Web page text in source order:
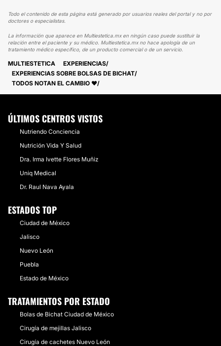
Todo el contenido de esta página está generado por usuarios reales del portal y no por
doctores o especialistas.
La información que aparece en Multiestetica.mx en ningún caso puede sustituir la
relación entre el paciente y su médico. Multiestetica.mx no hace apología de un
tratamiento médico específico, de un producto comercial o de un servicio.
MULTIESTETICA
EXPERIENCIAS
EXPERIENCIAS SOBRE BOLSAS DE BICHAT
TODOS NOTAN EL CAMBIO ❤️
ÚLTIMOS CENTROS VISTOS
Nutriendo Conciencia
Nutrición Vida Y Salud
Dra. Irma Ivette Flores Muñiz
Uniq Medical
Dr. Raul Nava Ayala
ESTADOS TOP
Ciudad de México
Jalisco
Nuevo León
Puebla
Estado de México
TRATAMIENTOS POR ESTADO
Bolas de Bichat Ciudad de México
Cirugía de mejillas Jalisco
Cirugía de cachetes Nuevo León